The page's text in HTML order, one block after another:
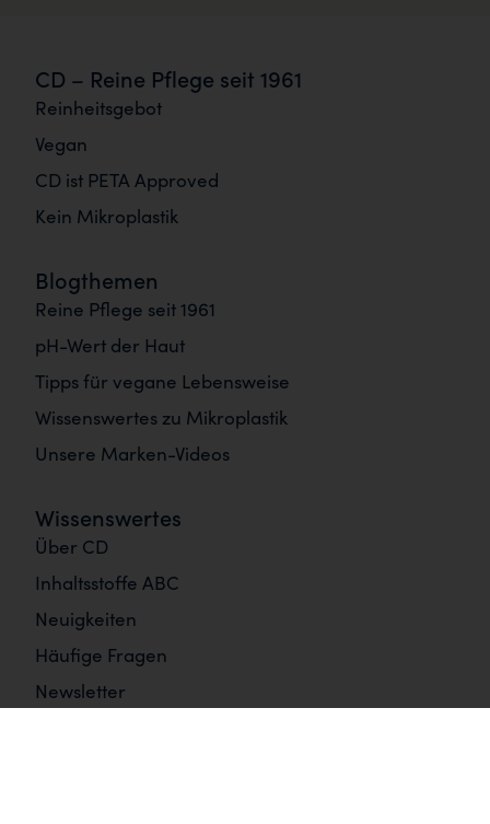
CD – Reine Pflege seit 1961
Reinheitsgebot
Vegan
CD ist PETA Approved
Kein Mikroplastik
Blogthemen
Reine Pflege seit 1961
pH-Wert der Haut
Tipps für vegane Lebensweise
Wissenswertes zu Mikroplastik
Unsere Marken-Videos
Wissenswertes
Über CD
Inhaltsstoffe ABC
Neuigkeiten
Häufige Fragen
Newsletter